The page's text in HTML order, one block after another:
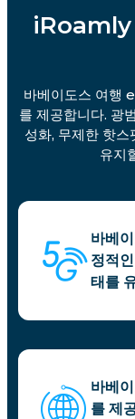
iRoamly
바베이도스 여행
를 제공합니다. 광
성화, 무제한 핫
유지
바베
정적
태를
바베
를 제